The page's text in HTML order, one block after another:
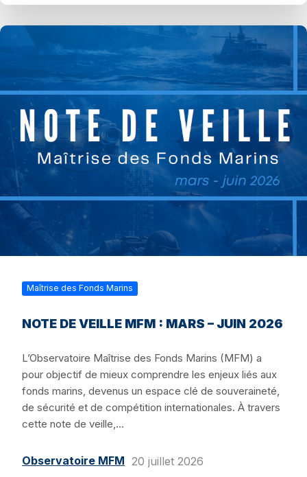
Maîtrise des Fonds Marins
NOTE DE VEILLE MFM : MARS – JUIN 2026
L’Observatoire Maîtrise des Fonds Marins (MFM) a
pour objectif de mieux comprendre les enjeux liés aux
fonds marins, devenus un espace clé de souveraineté,
de sécurité et de compétition internationales. À travers
cette note de veille,...
Observatoire MFM 20 juillet 2026